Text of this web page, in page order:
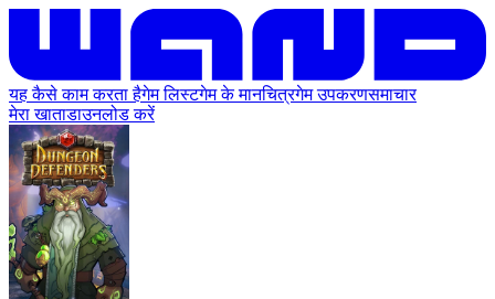
यह कैसे काम करता हैगेम लिस्टगेम के मानचित्रगेम उपकरणसमाचार
मेरा खाताडाउनलोड करें